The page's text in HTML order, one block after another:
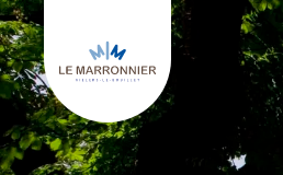
Retourner à l'accueil